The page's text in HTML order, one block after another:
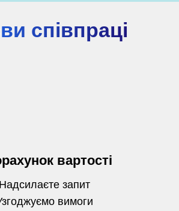
співпраці
вартості
Надсилаєте запит
вимоги